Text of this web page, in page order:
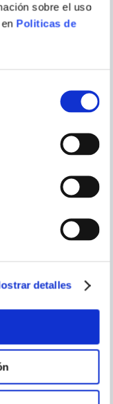
sobre el uso
Politicas de
detalles
5 LA GUIA
VER TODOS
GEOGRAFICA